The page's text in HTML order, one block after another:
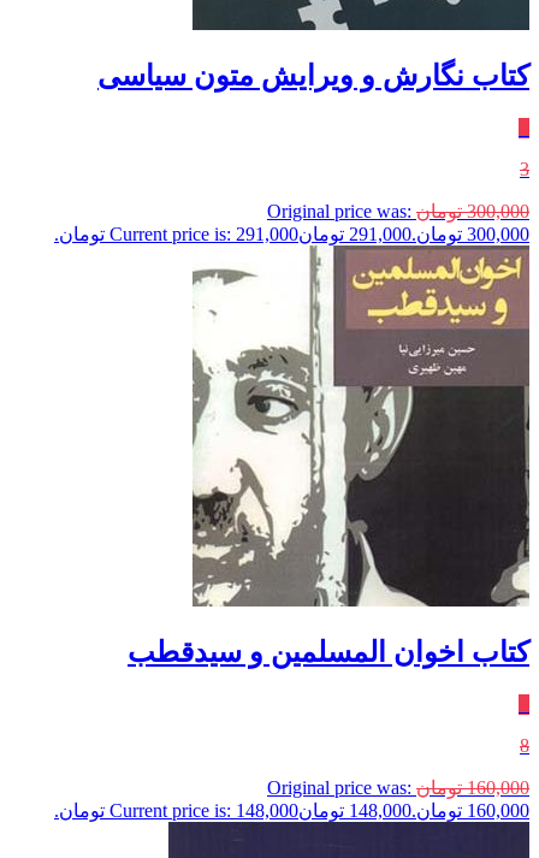
کتاب نگارش و ویرایش متون سیاسی
3
300,000 تومان Original price was:
300,000 تومان.
291,000 تومانCurrent price is: 291,000 تومان.
کتاب اخوان المسلمین و سیدقطب
8
160,000 تومان Original price was:
160,000 تومان.
148,000 تومانCurrent price is: 148,000 تومان.